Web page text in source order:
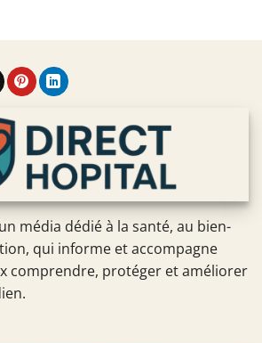
média dédié à la santé, au bien-
qui informe et accompagne
comprendre, protéger et améliorer